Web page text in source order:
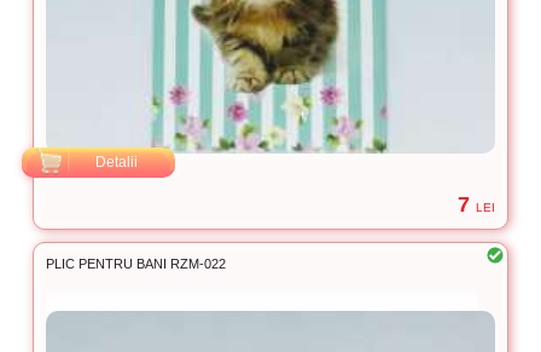
Detalii
7 LEI
PLIC PENTRU BANI RZM-022